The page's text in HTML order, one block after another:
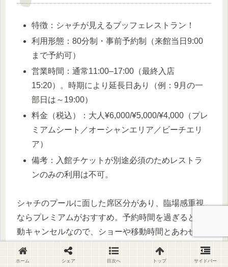
特徴：シャチが見えるブッフェレストラン！
利用形態：80分制・事前予約制（来館当日9:00
まで予約可）
営業時間：通常11:00–17:00（最終入店
15:20）。時期により延長日あり（例：9月の一
部日は～19:00）
料金（税込）：大人¥6,000/¥5,000/¥4,000（プレ
ミアムシート／オーシャンエリア／ビーチエリ
ア）
備考：入館チケットが別途必須のためレストラ
ンのみの利用は不可。
シャチのプールに面した席区分があり、臨場感重視
ならプレミアムがおすすめ。予約時間を過ぎると自
動キャンセルなので、ショーや移動時間とあわせて
計画をしましょう。
ホーム シェア 目次へ トップ サイドバー